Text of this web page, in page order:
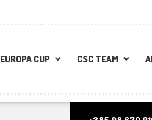
EUROPA CUP CSC TEAM